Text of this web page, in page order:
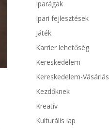
Iparágak
Ipari fejlesztések
Játék
Karrier lehetőség
Kereskedelem
Kereskedelem-Vásárlás
Kezdőknek
Kreatív
Kulturális lap